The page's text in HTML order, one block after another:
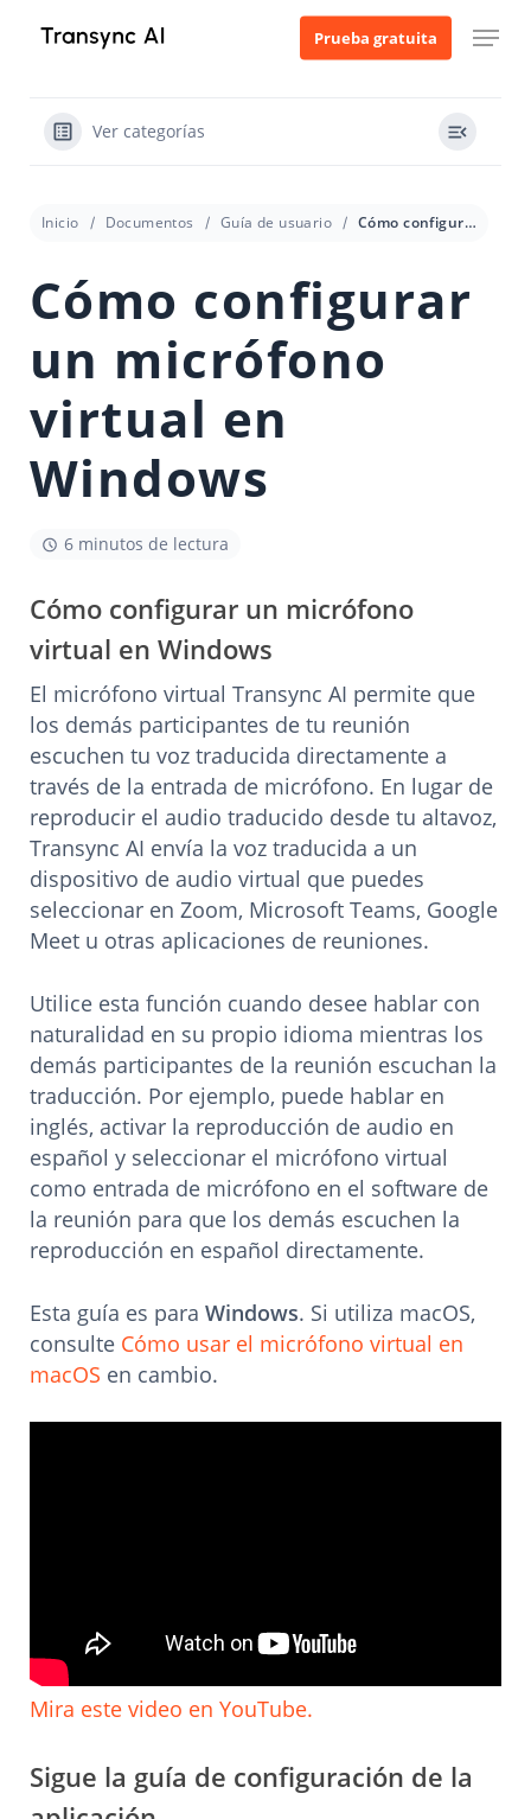
Prueba gratuita Menú
Ver categorías
Inicio Documentos Guía de usuario Cómo configurar un micrófono virtual en Windows
Cómo configurar
un micrófono
virtual en
Windows
6 minutos de lectura
Cómo configurar un micrófono
virtual en Windows
El micrófono virtual Transync AI permite que
los demás participantes de tu reunión
escuchen tu voz traducida directamente a
través de la entrada de micrófono. En lugar de
reproducir el audio traducido desde tu altavoz,
Transync AI envía la voz traducida a un
dispositivo de audio virtual que puedes
seleccionar en Zoom, Microsoft Teams, Google
Meet u otras aplicaciones de reuniones.
Utilice esta función cuando desee hablar con
naturalidad en su propio idioma mientras los
demás participantes de la reunión escuchan la
traducción. Por ejemplo, puede hablar en
inglés, activar la reproducción de audio en
español y seleccionar el micrófono virtual
como entrada de micrófono en el software de
la reunión para que los demás escuchen la
reproducción en español directamente.
Esta guía es para Windows. Si utiliza macOS,
consulte Cómo usar el micrófono virtual en
macOS en cambio.
Mira este video en YouTube.
Sigue la guía de configuración de la